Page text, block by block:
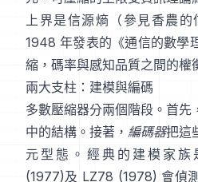
上界是信源熵（參見香農的
1948 年發表的 《通信的數學
縮，碼率與感知品質之間的權
兩大支柱：建模與編碼
多數壓縮器分兩個階段。首先
中的結構。接著， 編碼器把這
元型態。經典的建模家族
(1977)及 LZ78 (1978) 會偵